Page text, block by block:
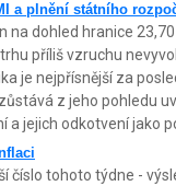
a plnění státního
na dohled hranice
příliš vzruchu
je nejpřísnější za
z jeho pohledu
a jejich odkotvení jako
číslo tohoto týdne -